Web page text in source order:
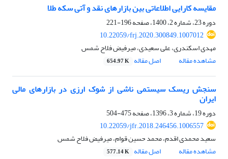
مقایسه کارایی اطلاعاتی بین بازارهای نقد و آتی سکه طلا
دوره 23، شماره 2، 1400، صفحه
196-221
10.22059/frj.2020.300849.1007012
مهدی اسکندری، علی سعیدی، میرفیض فلاح شمس
مشاهده مقاله
اصل مقاله 654.97 K
سنجش ریسک سیستمی ناشی از شوک ارزی در بازارهای مالی
ایران
دوره 19، شماره 3، 1396، صفحه
475-504
10.22059/jfr.2018.246456.1006557
سعید محمدی اقدم، محمد حسین قوام، میرفیض فلاح شمس
مشاهده مقاله
اصل مقاله 577.14 K